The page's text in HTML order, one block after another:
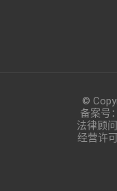
©
备案号：
法律顾
经营许